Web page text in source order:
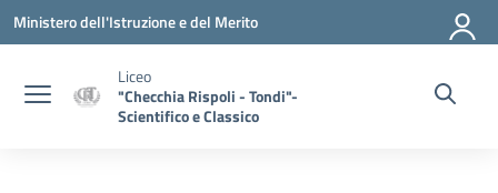
Vai ai contenuti
Vai al menu di navigazione
Vai al footer
Ministero dell'Istruzione e del Merito
Liceo
"Checchia Rispoli - Tondi"-
Scientifico e Classico